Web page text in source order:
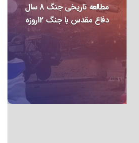
مطالعه تاریخی جنگ 8 سال
دفاع مقدس با جنگ 12روزه